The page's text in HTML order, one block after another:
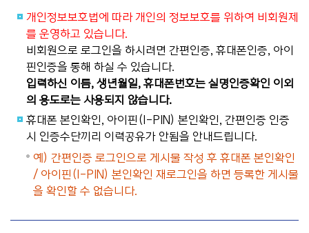
개인정보보호법에 따라 개인의 정보보호를 위하여 비회원제
를 운영하고 있습니다.
비회원으로 로그인을 하시려면 간편인증, 휴대폰인증, 아이
핀인증을 통해 하실 수 있습니다.
입력하신 이름, 생년월일, 휴대폰번호는 실명인증확인 이외
의 용도로는 사용되지 않습니다.
휴대폰 본인확인, 아이핀(I-PIN) 본인확인, 간편인증 인증
시 인증수단끼리 이력공유가 안됨을 안내드립니다.
예) 간편인증 로그인으로 게시물 작성 후 휴대폰 본인확인
/ 아이핀(I-PIN) 본인확인 재로그인을 하면 등록한 게시물
을 확인할 수 없습니다.